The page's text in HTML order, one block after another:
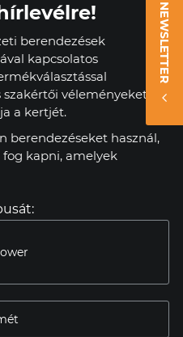
NEWSLETTER
berendezések
kapcsolatos
véleményeket.
a kertjét.
berendezéseket használ,
kapni, amelyek